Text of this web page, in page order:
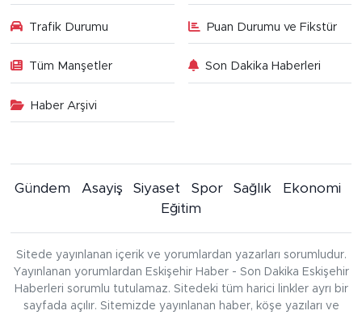
Trafik Durumu Puan Durumu ve Fikstür
Tüm Manşetler Son Dakika Haberleri
Haber Arşivi
Gündem Asayiş Siyaset Spor Sağlık
Ekonomi
Eğitim
Sitede yayınlanan içerik ve yorumlardan yazarları sorumludur.
Yayınlanan yorumlardan Eskişehir Haber - Son Dakika Eskişehir
Haberleri sorumlu tutulamaz. Sitedeki tüm harici linkler ayrı bir
sayfada açılır. Sitemizde yayınlanan haber, köşe yazıları ve